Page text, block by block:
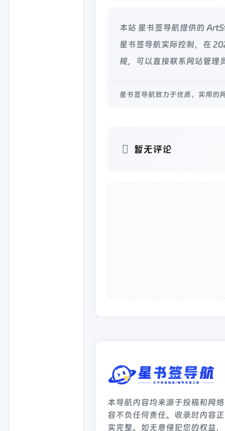
本站 星书签导航提供的
星书签导航实际控制，在
规，可以直接联系网站管理
星书签导航致力于优质、实用的
暂无评论
本导航内容均来源于投稿和网
容不负任何责任。收录时内容
实完整。如无意侵犯您的权益